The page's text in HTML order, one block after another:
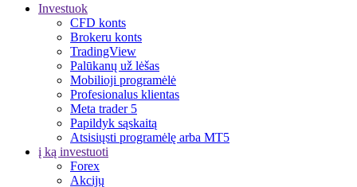
Investuok
CFD konts
Brokeru konts
TradingView
Palūkanų už lėšas
Mobilioji programėlė
Profesionalus klientas
Meta trader 5
Papildyk sąskaitą
Atsisiųsti programėlę arba MT5
į ką investuoti
Forex
Akcijų